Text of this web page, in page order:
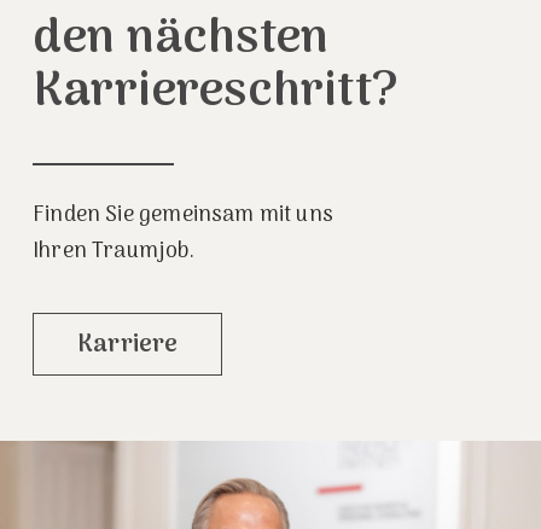
den nächsten
Karriereschritt?
Finden Sie gemeinsam mit uns
Ihren Traumjob.
Karriere